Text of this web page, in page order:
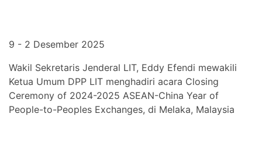
9 - 2 Desember 2025
Wakil Sekretaris Jenderal LIT, Eddy Efendi mewakili
Ketua Umum DPP LIT menghadiri acara Closing
Ceremony of 2024-2025 ASEAN-China Year of
People-to-Peoples Exchanges, di Melaka, Malaysia